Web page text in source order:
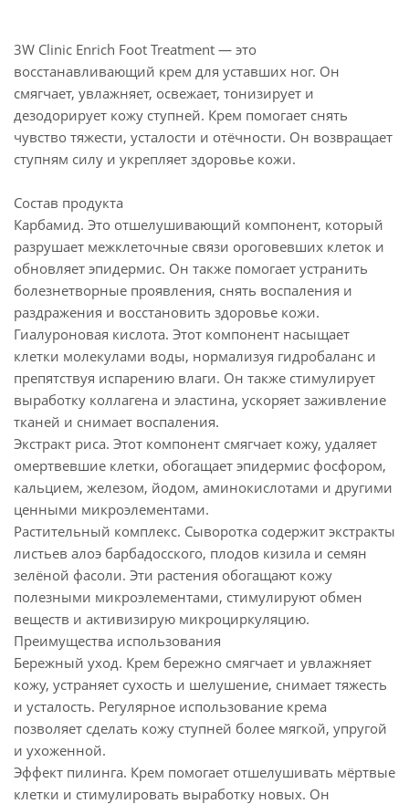
3W Clinic Enrich Foot Treatment — это
восстанавливающий крем для уставших ног. Он
смягчает, увлажняет, освежает, тонизирует и
дезодорирует кожу ступней. Крем помогает снять
чувство тяжести, усталости и отёчности. Он возвращает
ступням силу и укрепляет здоровье кожи.
Состав продукта
Карбамид. Это отшелушивающий компонент, который
разрушает межклеточные связи ороговевших клеток и
обновляет эпидермис. Он также помогает устранить
болезнетворные проявления, снять воспаления и
раздражения и восстановить здоровье кожи.
Гиалуроновая кислота. Этот компонент насыщает
клетки молекулами воды, нормализуя гидробаланс и
препятствуя испарению влаги. Он также стимулирует
выработку коллагена и эластина, ускоряет заживление
тканей и снимает воспаления.
Экстракт риса. Этот компонент смягчает кожу, удаляет
омертвевшие клетки, обогащает эпидермис фосфором,
кальцием, железом, йодом, аминокислотами и другими
ценными микроэлементами.
Растительный комплекс. Сыворотка содержит экстракты
листьев алоэ барбадосского, плодов кизила и семян
зелёной фасоли. Эти растения обогащают кожу
полезными микроэлементами, стимулируют обмен
веществ и активизирую микроциркуляцию.
Преимущества использования
Бережный уход. Крем бережно смягчает и увлажняет
кожу, устраняет сухость и шелушение, снимает тяжесть
и усталость. Регулярное использование крема
позволяет сделать кожу ступней более мягкой, упругой
и ухоженной.
Эффект пилинга. Крем помогает отшелушивать мёртвые
клетки и стимулировать выработку новых. Он